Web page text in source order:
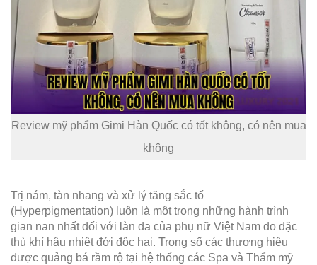
Review mỹ phẩm Gimi Hàn Quốc có tốt không, có nên mua
không
Trị nám, tàn nhang và xử lý tăng sắc tố
(Hyperpigmentation) luôn là một trong những hành trình
gian nan nhất đối với làn da của phụ nữ Việt Nam do đặc
thù khí hậu nhiệt đới độc hại. Trong số các thương hiệu
được quảng bá rầm rộ tại hệ thống các Spa và Thẩm mỹ